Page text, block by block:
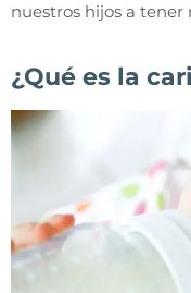
nuestros hijos a tener
¿Qué es la